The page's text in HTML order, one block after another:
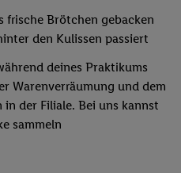
frische Brötchen gebacken
den Kulissen passiert
deines Praktikums
Warenverräumung und dem
der Filiale. Bei uns kannst
sammeln